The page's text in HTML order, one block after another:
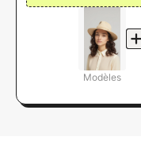
Modèles